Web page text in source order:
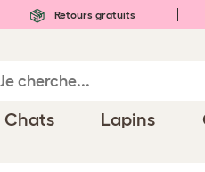
Retours gratuits
Chats Lapins